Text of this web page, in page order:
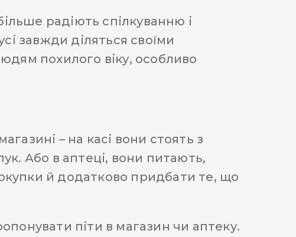
радіють спілкуванню і
завжди діляться своїми
похилого віку, особливо
– на касі вони стоять з
Або в аптеці, вони питають,
й додатково придбати те, що
піти в магазин чи аптеку.